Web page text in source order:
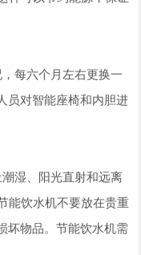
每六个月左右更换一
员对智能座椅和内胆进
潮湿、阳光直射和远离
能饮水机不要放在贵重
坏物品。节能饮水机需